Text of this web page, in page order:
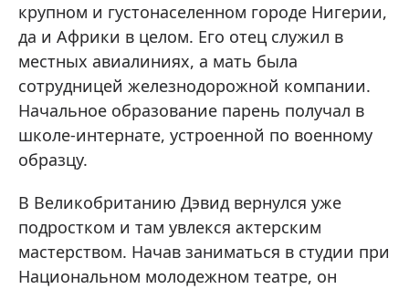
крупном и густонаселенном городе Нигерии,
да и Африки в целом. Его отец служил в
местных авиалиниях, а мать была
сотрудницей железнодорожной компании.
Начальное образование парень получал в
школе-интернате, устроенной по военному
образцу.
В Великобританию Дэвид вернулся уже
подростком и там увлекся актерским
мастерством. Начав заниматься в студии при
Национальном молодежном театре, он